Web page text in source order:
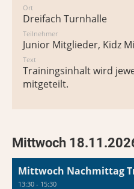
Ort
Dreifach Turnhalle
Teilnehmer
Junior Mitglieder, Kidz
Text
Trainingsinhalt wird
mitgeteilt.
Mittwoch
Mittwoch Nachmittag
13:30 - 15:30